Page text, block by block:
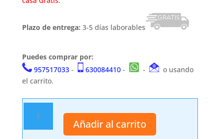
Plazo de entrega: 3-5 días laborables
Puedes comprar por:
957517033- 630084410- -
o usando
el carrito.
16647
cantidad
Añadir al carrito